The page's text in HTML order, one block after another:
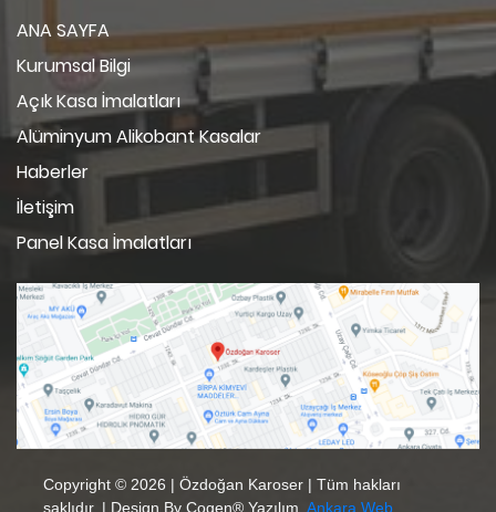
ANA SAYFA
Kurumsal Bilgi
Açık Kasa İmalatları
Alüminyum Alikobant Kasalar
Haberler
İletişim
Panel Kasa İmalatları
Copyright © 2026 | Özdoğan Karoser | Tüm hakları
saklıdır. | Design By Cogen® Yazılım Ankara Web